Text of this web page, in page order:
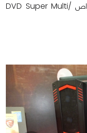
دقة عرض 1920x1080. يتمتع بقارئ أقراص DVD Super Multi/